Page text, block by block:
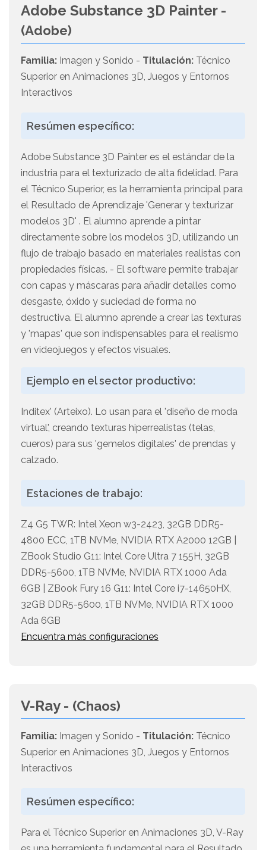
Adobe Substance 3D Painter -
(Adobe)
Familia: Imagen y Sonido - Titulación: Técnico
Superior en Animaciones 3D, Juegos y Entornos
Interactivos
Resúmen específico:
Adobe Substance 3D Painter es el estándar de la
industria para el texturizado de alta fidelidad. Para
el Técnico Superior, es la herramienta principal para
el Resultado de Aprendizaje 'Generar y texturizar
modelos 3D' . El alumno aprende a pintar
directamente sobre los modelos 3D, utilizando un
flujo de trabajo basado en materiales realistas con
propiedades físicas. - El software permite trabajar
con capas y máscaras para añadir detalles como
desgaste, óxido y suciedad de forma no
destructiva. El alumno aprende a crear las texturas
y 'mapas' que son indispensables para el realismo
en videojuegos y efectos visuales.
Ejemplo en el sector productivo:
Inditex' (Arteixo). Lo usan para el 'diseño de moda
virtual', creando texturas hiperrealistas (telas,
cueros) para sus 'gemelos digitales' de prendas y
calzado.
Estaciones de trabajo:
Z4 G5 TWR: Intel Xeon w3-2423, 32GB DDR5-
4800 ECC, 1TB NVMe, NVIDIA RTX A2000 12GB |
ZBook Studio G11: Intel Core Ultra 7 155H, 32GB
DDR5-5600, 1TB NVMe, NVIDIA RTX 1000 Ada
6GB | ZBook Fury 16 G11: Intel Core i7-14650HX,
32GB DDR5-5600, 1TB NVMe, NVIDIA RTX 1000
Ada 6GB
Encuentra más configuraciones
V-Ray - (Chaos)
Familia: Imagen y Sonido - Titulación: Técnico
Superior en Animaciones 3D, Juegos y Entornos
Interactivos
Resúmen específico:
Para el Técnico Superior en Animaciones 3D, V-Ray